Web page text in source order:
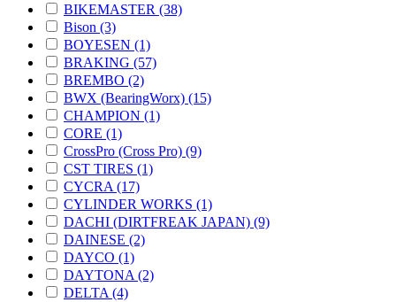
BIKEMASTER (38)
Bison (3)
BOYESEN (1)
BRAKING (57)
BREMBO (2)
BWX (BearingWorx) (15)
CHAMPION (1)
CORE (1)
CrossPro (Cross Pro) (9)
CST TIRES (1)
CYCRA (17)
CYLINDER WORKS (1)
DACHI (DIRTFREAK JAPAN) (9)
DAINESE (2)
DAYCO (1)
DAYTONA (2)
DELTA (4)